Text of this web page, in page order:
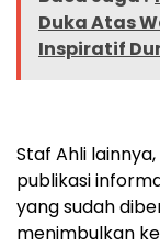
Duka Atas
Inspiratif
Staf Ahli
publikasi
yang sudah
menimbulkan